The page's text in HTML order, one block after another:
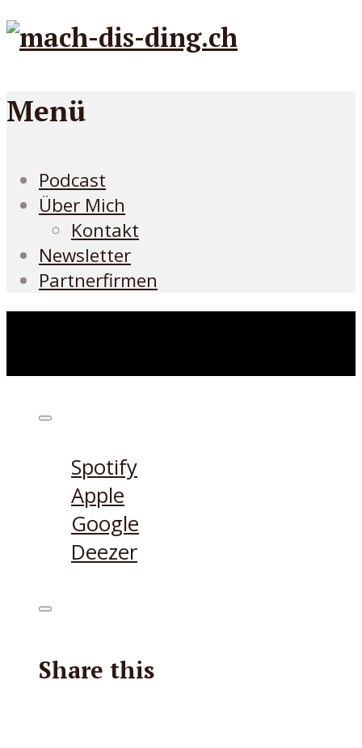
Menü
Podcast
Über Mich
Kontakt
Newsletter
Partnerfirmen
Spotify
Apple
Google
Deezer
Share this